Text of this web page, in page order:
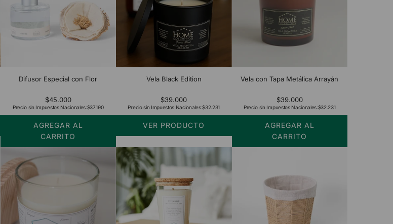
carrito
Difusor Especial con Flor
$45.000
Precio sin Impuestos Nacionales:$37.190
AGREGAR AL
CARRITO
Difusor
Especial
con
carrito
Vela Black Edition
$39.000
Precio sin Impuestos Nacionales:$32.231
VER PRODUCTO
Vela con Tapa Metálica Arrayán
$39.000
Precio sin Impuestos Nacionales:$32.231
AGREGAR AL
CARRITO
con